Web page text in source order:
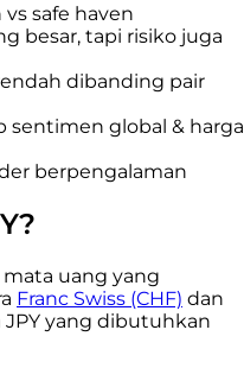
vs safe haven
besar, tapi risiko juga
dibanding pair
sentimen global & harga
berpengalaman
mata uang yang
Franc Swiss (CHF) dan
JPY yang dibutuhkan